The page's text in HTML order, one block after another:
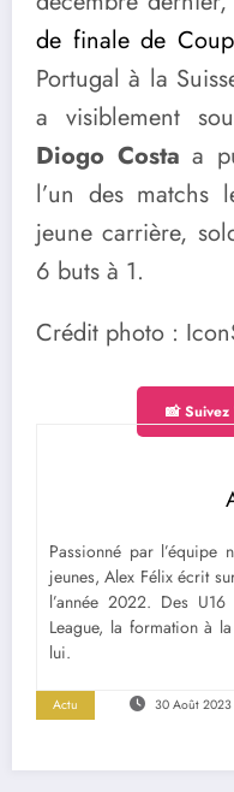
de finale de
Portugal à la
a visiblement
Diogo Costa a
l’un des matchs
jeune carrière,
6 buts à 1.
Crédit photo :
📸 Suivez
Passionné par l’équipe
jeunes, Alex Félix écrit
l’année 2022. Des
League, la formation à
lui.
Actu 30 Août 2023